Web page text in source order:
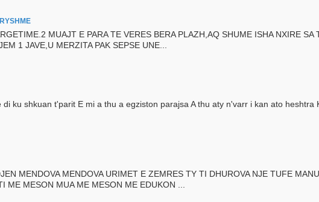
MUAJT E PARA TE VERES BERA PLAZH,AQ SHUME ISHA NXIRE
1 JAVE,U MERZITA PAK SEPSE UNE...
ku shkuan t'parit E mi a thu a egziston parajsa A thu aty n'varr i kan ato
MENDOVA MENDOVA URIMET E ZEMRES TY TI DHUROVA NJE TUFE
ME MESON MUA ME MESON ME EDUKON ...